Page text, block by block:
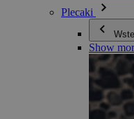
Plecaki
Show